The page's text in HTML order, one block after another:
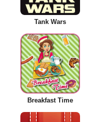
Tank Wars
Breakfast Time